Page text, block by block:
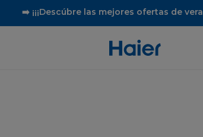
➡️ ¡¡¡Descúbre las mejores ofertas de